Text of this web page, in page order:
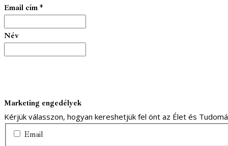
Email cím *
Név
Marketing engedélyek
Kérjük válasszon, hogyan kereshetjük fel önt az Élet és
Email